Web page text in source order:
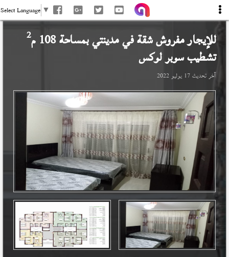
Select Language ▼
للإيجار مفروش شقة فيمدينتيبمساحة 108 م 2
تشطيب سوبر لوكس
آخر تحديث17 يوليو 2022